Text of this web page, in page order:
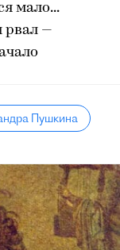
мало...
рвал —
Пушкина